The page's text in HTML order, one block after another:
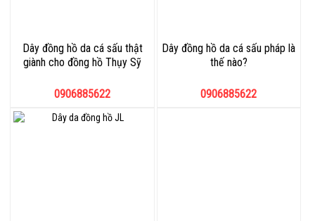
Dây đồng hồ da cá sấu thật
giành cho đồng hồ Thụy Sỹ
0906885622
Dây đồng hồ da cá sấu pháp là
thế nào?
0906885622